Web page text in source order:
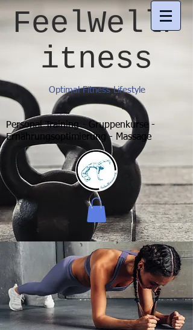
Optimal Fitness Lifestyle
FeelWellF
itness
Personal Training - Gruppenkurse -
Ernährungsoptimierung - Massage